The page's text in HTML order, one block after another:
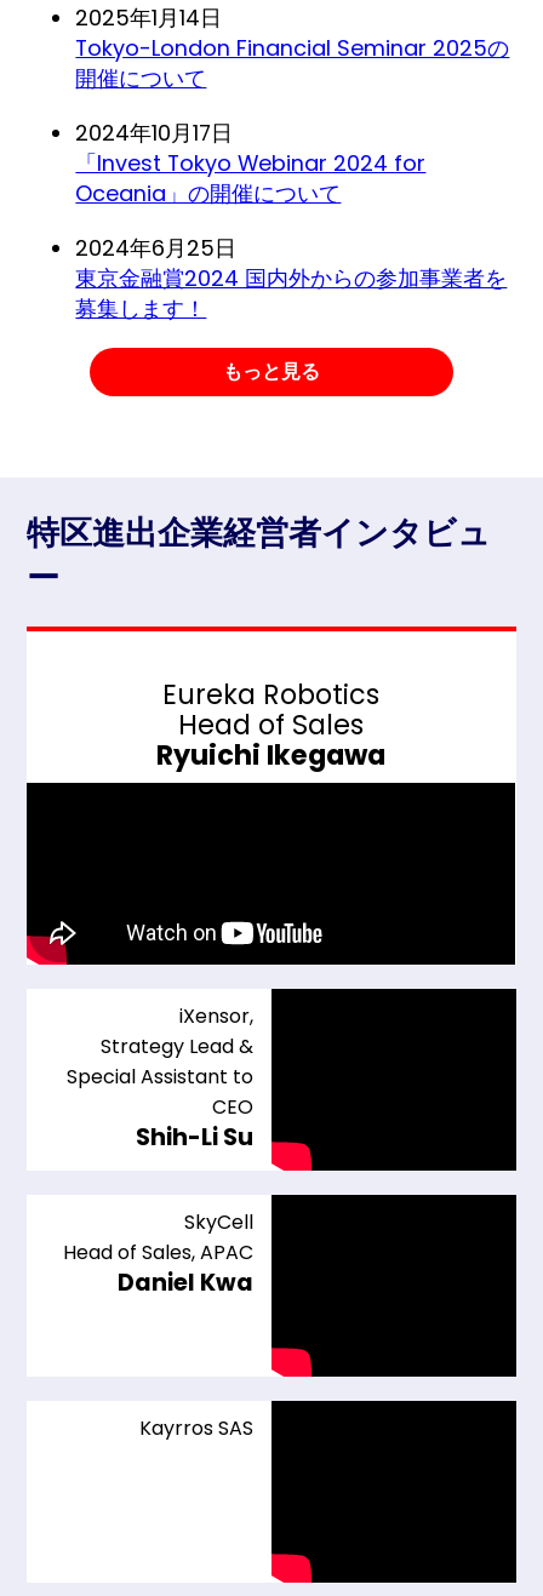
2025年1月14日
Tokyo-London Financial Seminar 2025の
開催について
2024年10月17日
「Invest Tokyo Webinar 2024 for
Oceania」の開催について
2024年6月25日
東京金融賞2024 国内外からの参加事業者を
募集します！
もっと見る
特区進出企業経営者インタビュ
ー
Eureka Robotics
Head of Sales
Ryuichi Ikegawa
iXensor,
Strategy Lead &
Special Assistant to
CEO
Shih-Li Su
SkyCell
Head of Sales, APAC
Daniel Kwa
Kayrros SAS